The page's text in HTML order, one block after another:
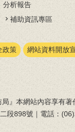
分析報告
補助資訊專區
政策
網站資料開放
』本網站內容享有著
段898號｜電話：